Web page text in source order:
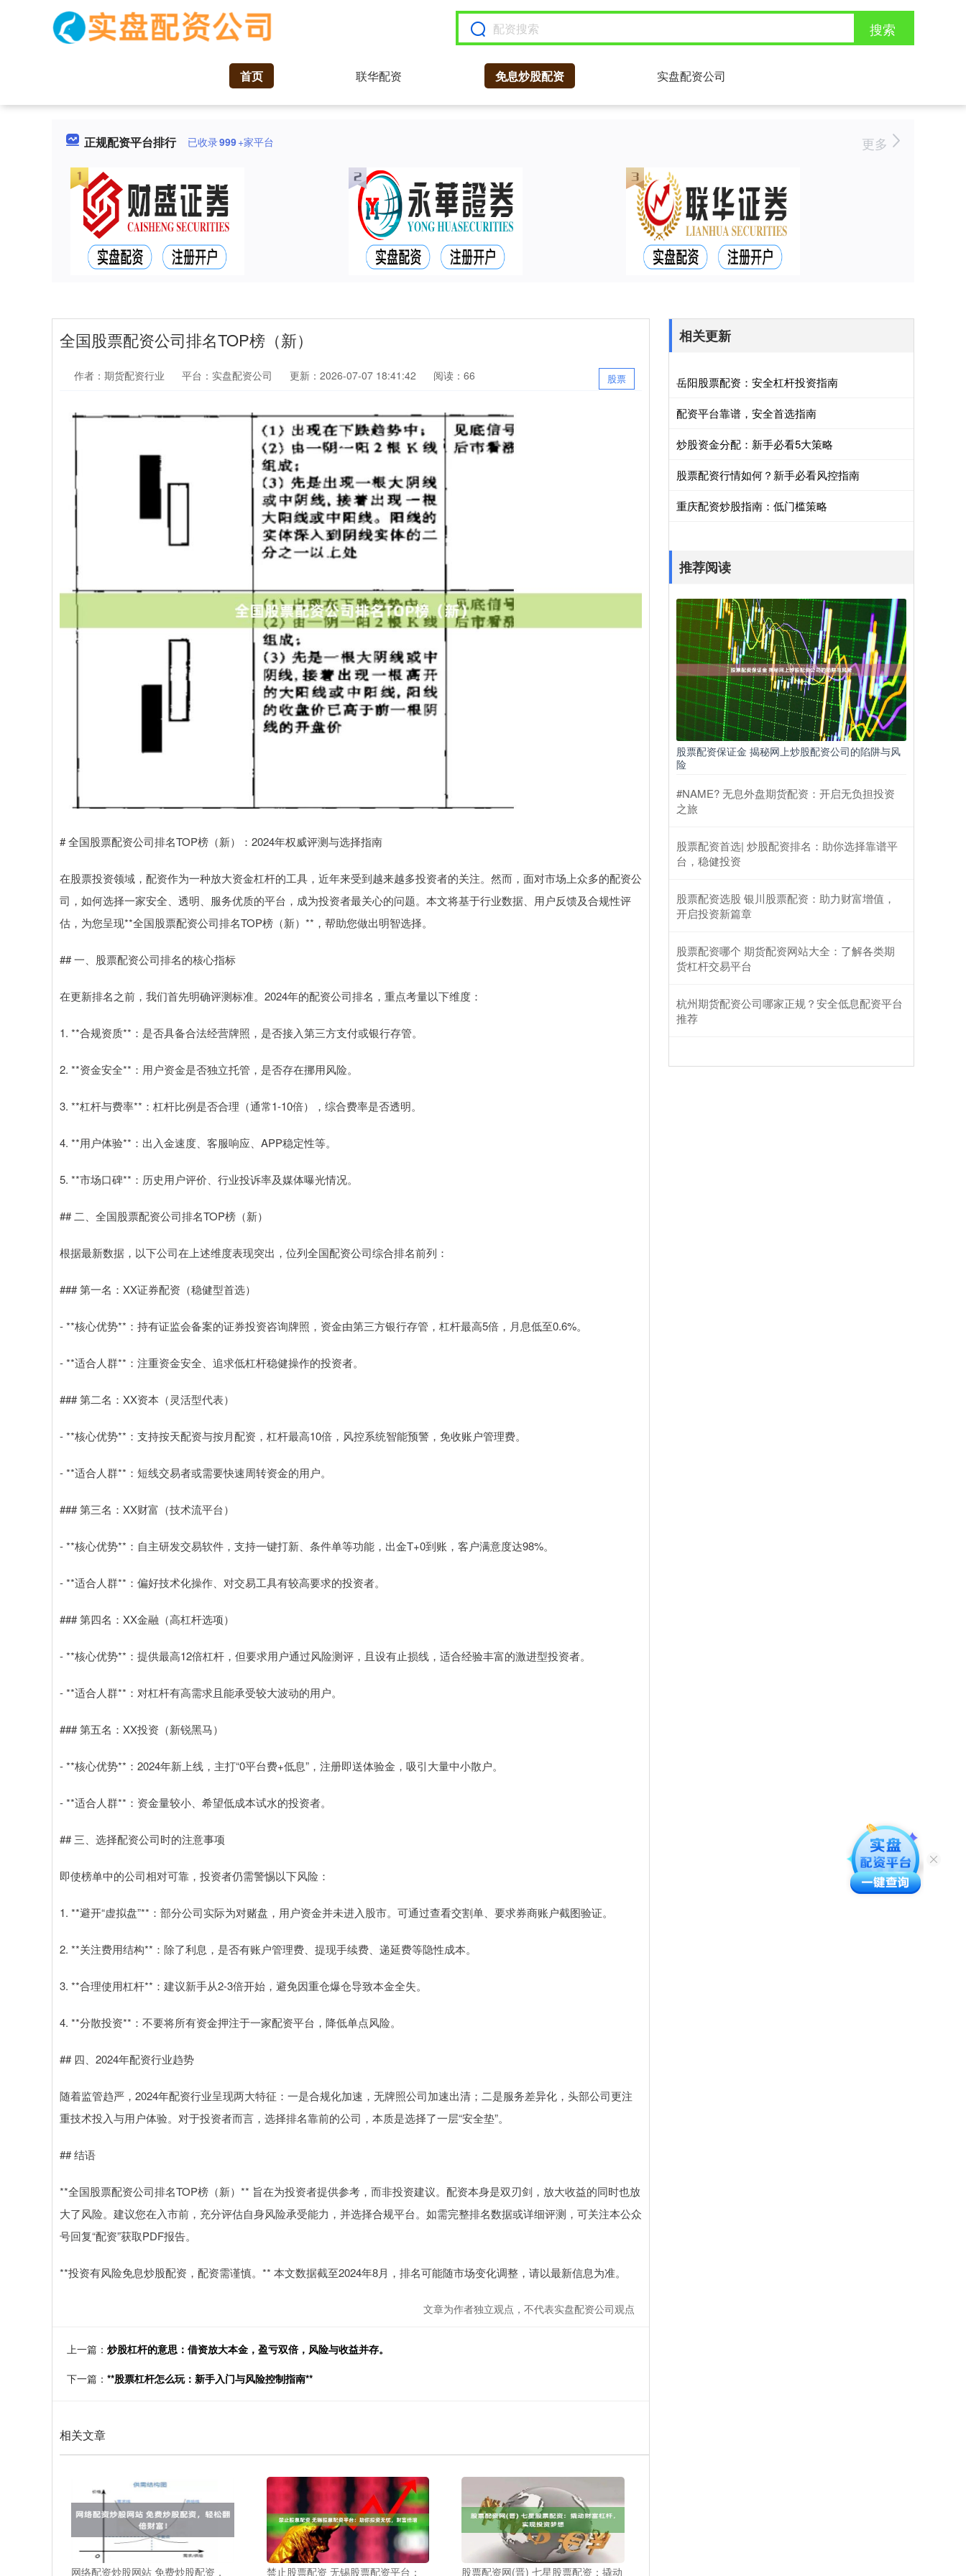
搜索
首页 联华配资 免息炒股配资 实盘配资公司
正规配资平台排行 已收录999+家平台 更多
全国股票配资公司排名TOP榜（新）
股票
作者：期货配资行业 平台：实盘配资公司 更新：2026-07-07 18:41:42 阅读：66
# 全国股票配资公司排名TOP榜（新）：2024年权威评测与选择指南
在股票投资领域，配资作为一种放大资金杠杆的工具，近年来受到越来越多投资者的关注。然而，面对市场上众多的配资公
司，如何选择一家安全、透明、服务优质的平台，成为投资者最关心的问题。本文将基于行业数据、用户反馈及合规性评
估，为您呈现**全国股票配资公司排名TOP榜（新）**，帮助您做出明智选择。
## 一、股票配资公司排名的核心指标
在更新排名之前，我们首先明确评测标准。2024年的配资公司排名，重点考量以下维度：
1. **合规资质**：是否具备合法经营牌照，是否接入第三方支付或银行存管。
2. **资金安全**：用户资金是否独立托管，是否存在挪用风险。
3. **杠杆与费率**：杠杆比例是否合理（通常1-10倍），综合费率是否透明。
4. **用户体验**：出入金速度、客服响应、APP稳定性等。
5. **市场口碑**：历史用户评价、行业投诉率及媒体曝光情况。
## 二、全国股票配资公司排名TOP榜（新）
根据最新数据，以下公司在上述维度表现突出，位列全国配资公司综合排名前列：
### 第一名：XX证券配资（稳健型首选）
- **核心优势**：持有证监会备案的证券投资咨询牌照，资金由第三方银行存管，杠杆最高5倍，月息低至0.6%。
- **适合人群**：注重资金安全、追求低杠杆稳健操作的投资者。
### 第二名：XX资本（灵活型代表）
- **核心优势**：支持按天配资与按月配资，杠杆最高10倍，风控系统智能预警，免收账户管理费。
- **适合人群**：短线交易者或需要快速周转资金的用户。
### 第三名：XX财富（技术流平台）
- **核心优势**：自主研发交易软件，支持一键打新、条件单等功能，出金T+0到账，客户满意度达98%。
- **适合人群**：偏好技术化操作、对交易工具有较高要求的投资者。
### 第四名：XX金融（高杠杆选项）
- **核心优势**：提供最高12倍杠杆，但要求用户通过风险测评，且设有止损线，适合经验丰富的激进型投资者。
- **适合人群**：对杠杆有高需求且能承受较大波动的用户。
### 第五名：XX投资（新锐黑马）
- **核心优势**：2024年新上线，主打“0平台费+低息”，注册即送体验金，吸引大量中小散户。
- **适合人群**：资金量较小、希望低成本试水的投资者。
## 三、选择配资公司时的注意事项
即使榜单中的公司相对可靠，投资者仍需警惕以下风险：
1. **避开“虚拟盘”**：部分公司实际为对赌盘，用户资金并未进入股市。可通过查看交割单、要求券商账户截图验证。
2. **关注费用结构**：除了利息，是否有账户管理费、提现手续费、递延费等隐性成本。
3. **合理使用杠杆**：建议新手从2-3倍开始，避免因重仓爆仓导致本金全失。
4. **分散投资**：不要将所有资金押注于一家配资平台，降低单点风险。
## 四、2024年配资行业趋势
随着监管趋严，2024年配资行业呈现两大特征：一是合规化加速，无牌照公司加速出清；二是服务差异化，头部公司更注
重技术投入与用户体验。对于投资者而言，选择排名靠前的公司，本质是选择了一层“安全垫”。
## 结语
**全国股票配资公司排名TOP榜（新）** 旨在为投资者提供参考，而非投资建议。配资本身是双刃剑，放大收益的同时也放
大了风险。建议您在入市前，充分评估自身风险承受能力，并选择合规平台。如需完整排名数据或详细评测，可关注本公众
号回复“配资”获取PDF报告。
**投资有风险免息炒股配资，配资需谨慎。** 本文数据截至2024年8月，排名可能随市场变化调整，请以最新信息为准。
文章为作者独立观点，不代表实盘配资公司观点
上一篇： 炒股杠杆的意思：借资放大本金，盈亏双倍，风险与收益并存。
下一篇： **股票杠杆怎么玩：新手入门与风险控制指南**
相关文章
网络配资炒股网站 免费炒股配资， 禁止股票配资 无锡股票配资平台： 股票配资网(晋) 七星股票配资：撬动
相关更新
岳阳股票配资：安全杠杆投资指南
配资平台靠谱，安全首选指南
炒股资金分配：新手必看5大策略
股票配资行情如何？新手必看风控指南
重庆配资炒股指南：低门槛策略
推荐阅读
股票配资保证金 揭秘网上炒股配资公司的陷阱与风
险
#NAME? 无息外盘期货配资：开启无负担投资
之旅
股票配资首选| 炒股配资排名：助你选择靠谱平
台，稳健投资
股票配资选股 银川股票配资：助力财富增值，
开启投资新篇章
股票配资哪个 期货配资网站大全：了解各类期
货杠杆交易平台
杭州期货配资公司哪家正规？安全低息配资平台
推荐